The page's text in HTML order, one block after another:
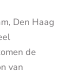
Den Haag
de
van